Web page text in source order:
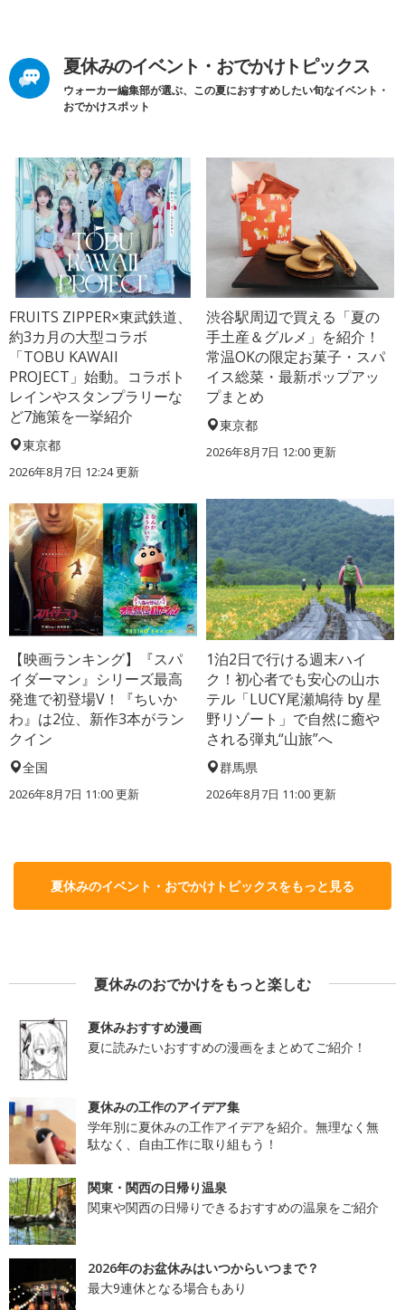
夏休みのイベント・おでかけトピックス
ウォーカー編集部が選ぶ、この夏におすすめしたい旬なイベント・
おでかけスポット
FRUITS ZIPPER×東武鉄道、
約3カ月の大型コラボ
「TOBU KAWAII
PROJECT」始動。コラボト
レインやスタンプラリーな
ど7施策を一挙紹介
東京都
2026年8月7日 12:24更新
渋谷駅周辺で買える「夏の
手土産＆グルメ」を紹介！
常温OKの限定お菓子・スパ
イス総菜・最新ポップアッ
プまとめ
東京都
2026年8月7日 12:00更新
【映画ランキング】『スパ
イダーマン』シリーズ最高
発進で初登場V！『ちいか
わ』は2位、新作3本がラン
クイン
全国
2026年8月7日 11:00更新
1泊2日で行ける週末ハイ
ク！初心者でも安心の山ホ
テル「LUCY尾瀬鳩待 by 星
野リゾート」で自然に癒や
される弾丸“山旅”へ
群馬県
2026年8月7日 11:00更新
夏休みのイベント・おでかけトピックスをもっと見る
夏休みのおでかけをもっと楽しむ
夏休みおすすめ漫画
夏に読みたいおすすめの漫画をまとめてご紹介！
夏休みの工作のアイデア集
学年別に夏休みの工作アイデアを紹介。無理なく無
駄なく、自由工作に取り組もう！
関東・関西の日帰り温泉
関東や関西の日帰りできるおすすめの温泉をご紹介
2026年のお盆休みはいつからいつまで？
最大9連休となる場合もあり